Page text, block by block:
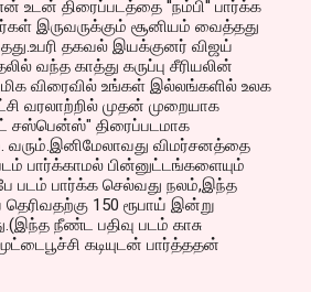
உடன் திரைப்படத்தை ''நம்பி'' பார்க்க
இருவருக்கும் சூனியம் வைத்தது
தகவல் இயக்குனர் விஜய்
வந்த காத்து கருப்பு சீரியலின்
விரைவில் உங்கள் இல்லங்களில் உலக
வரலாற்றில் முதன் முறையாக
சஸ்பென்ஸ்" திரைப்படமாக
வரும்.இனிமேலாவது விமர்சனத்தை
பார்க்காமல் பின்னுட்டங்களையும்
படம் பார்க்க செல்வது நலம்,இந்த
150 ரூபாய் இன்று
நீண்ட பதிவு படம் காசு
கடியுடன் பார்த்ததன்